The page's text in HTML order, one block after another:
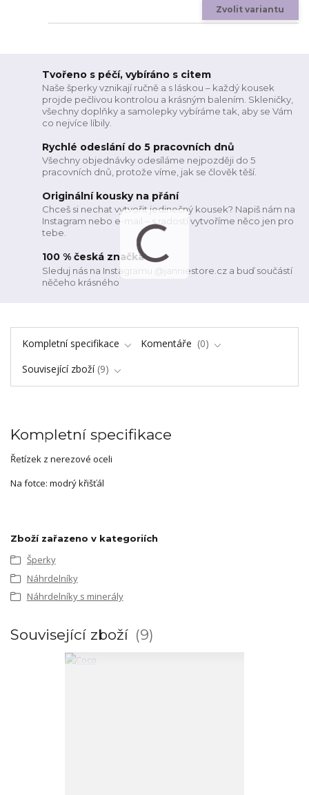
Zvolit variantu
Tvořeno s péčí, vybíráno s citem
Naše šperky vznikají ručně a s láskou – každý kousek
projde pečlivou kontrolou a krásným balením. Skleničky,
všechny doplňky a samolepky vybíráme tak, aby se Vám
co nejvíce líbily.
Rychlé odeslání do 5 pracovních dnů
Všechny objednávky odesíláme nejpozději do 5
pracovních dnů, protože víme, jak se člověk těší.
Originální kousky na přání
Chceš si nechat vytvořit jedinečný kousek? Napiš nám na
Instagram nebo e-mail – s radostí vytvoříme něco jen pro
tebe.
100 % česká značka
Sleduj nás na Instagramu @janniestore.cz a buď součástí
něčeho krásného
Kompletní specifikace Komentáře
0
Související zboží 9
Kompletní specifikace
Řetízek z nerezové oceli
Na fotce: modrý křišťál
Zboží zařazeno v kategoriích
Šperky
Náhrdelníky
Náhrdelníky s minerály
Související zboží 9